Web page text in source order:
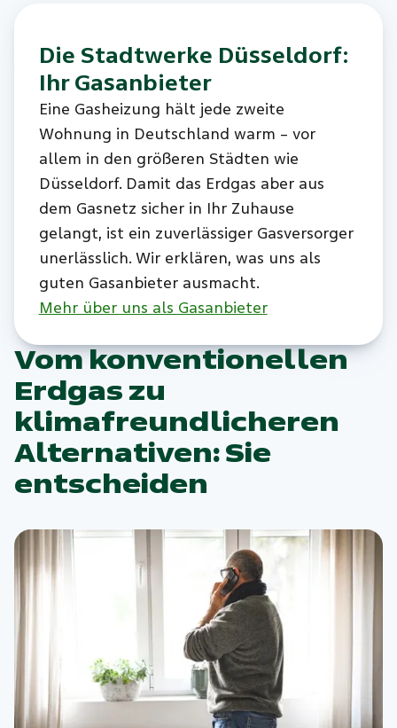
Die Stadtwerke Düsseldorf:
Ihr Gasanbieter
Eine Gasheizung hält jede zweite
Wohnung in Deutschland warm – vor
allem in den größeren Städten wie
Düsseldorf. Damit das Erdgas aber aus
dem Gasnetz sicher in Ihr Zuhause
gelangt, ist ein zuverlässiger Gasversorger
unerlässlich. Wir erklären, was uns als
guten Gasanbieter ausmacht.
Mehr über uns als Gasanbieter
Vom konventionellen
Erdgas zu
klimafreundlicheren
Alternativen: Sie
entscheiden